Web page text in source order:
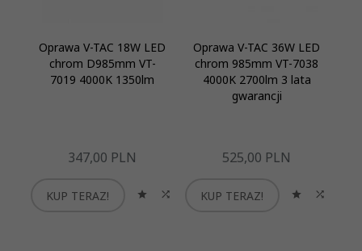
Oprawa V-TAC 18W LED
chrom D985mm VT-
7019 4000K 1350lm
347,00 PLN
KUP TERAZ!
Oprawa V-TAC 36W LED
chrom 985mm VT-7038
4000K 2700lm 3 lata
gwarancji
525,00 PLN
KUP TERAZ!